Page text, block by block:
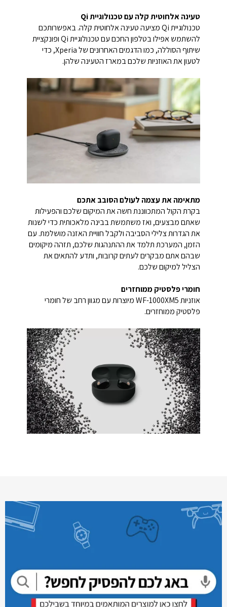
טעינה אלחוטית קלה עם טכנולוגיית Qi
טכנולוגיית Qi מציעה טעינה אלחוטית קלה. באפשרותכם
להשתמש אפילו בטלפון החכם עם טכנולוגיית Qi ופונקציית
שיתוף הסוללה, כמו הדגמים האחרונים של Xperia, כדי
לטעון את האוזניות שלכם במארז הטעינה שלהן.
מתאימה את עצמה לעולם הסובב אתכם
בקרת הקול המתכווננת חשה את המיקום שלכם והפעילות
שאתם מבצעים, ואז משתמשת בבינה מלאכותית כדי לשנות
את הגדרות צלילי הסביבה ולקבל חוויית האזנה מושלמת. עם
הזמן, המערכת תלמד את ההתנהגות שלכם, תזהה מיקומים
שבהם אתם מבקרים לעתים קרובות, ותדע להתאים את
הצליל למיקום שלכם.
חומרי פלסטיק ממוחזרים
אוזניות WF-1000XM5 מיוצרות עם מגוון רחב של חומרי
פלסטיק ממוחזרים.